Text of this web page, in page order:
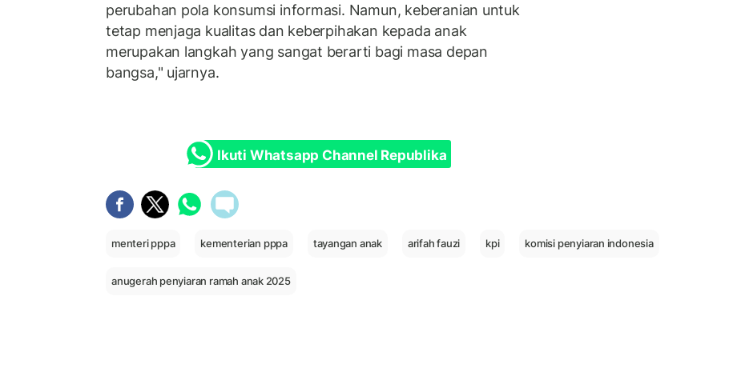
perubahan pola konsumsi informasi. Namun, keberanian untuk
tetap menjaga kualitas dan keberpihakan kepada anak
merupakan langkah yang sangat berarti bagi masa depan
bangsa," ujarnya.
Ikuti Whatsapp Channel Republika
menteri pppa kementerian pppa tayangan anak arifah fauzi kpi komisi penyiaran indonesia
anugerah penyiaran ramah anak 2025